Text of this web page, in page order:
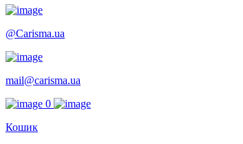
@Carisma.ua
mail@carisma.ua
0
Кошик